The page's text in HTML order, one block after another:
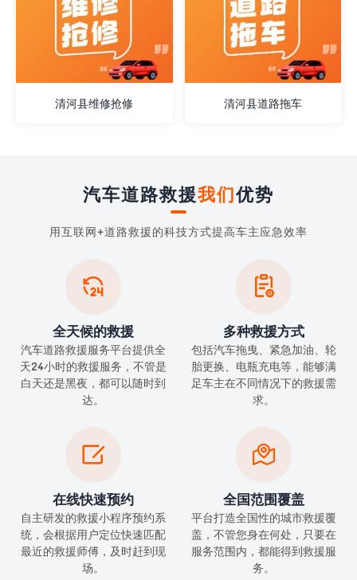
清河县维修抢修 清河县道路拖车
汽车道路救援我们优势
用互联网+道路救援的科技方式提高车主应急效率

全天候的救援
汽车道路救援服务平台提供全
天24小时的救援服务，不管是
白天还是黑夜，都可以随时到
达。

多种救援方式
包括汽车拖曳、紧急加油、轮
胎更换、电瓶充电等，能够满
足车主在不同情况下的救援需
求。

在线快速预约
自主研发的救援小程序预约系
统，会根据用户定位快速匹配
最近的救援师傅，及时赶到现
场。

全国范围覆盖
平台打造全国性的城市救援覆
盖，不管您身在何处，只要在
服务范围内，都能得到救援服
务。